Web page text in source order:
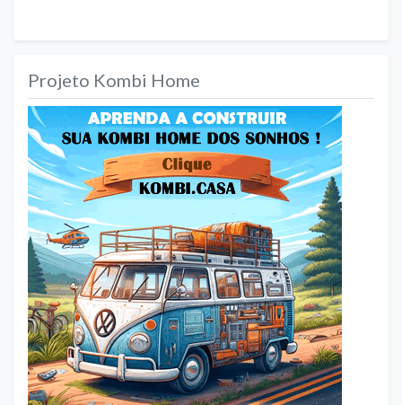
Projeto Kombi Home